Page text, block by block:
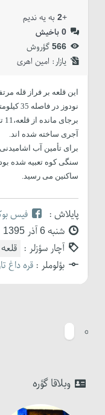
+
2به یه ندیم
0باخیش
566گؤروش
یازار:‌ امین اهری
این قلعه بر فراز قله
نودوز
آجری ساخته شده اند.
برای تأمین آب
سنگی کوه تعبیه شده
ساکنین می رسید.
پایلاش : فیس
شنبه 6 آذر 1395
آچار سؤزلر :
بؤلوملر : قره داغ
وبلاقا گؤره